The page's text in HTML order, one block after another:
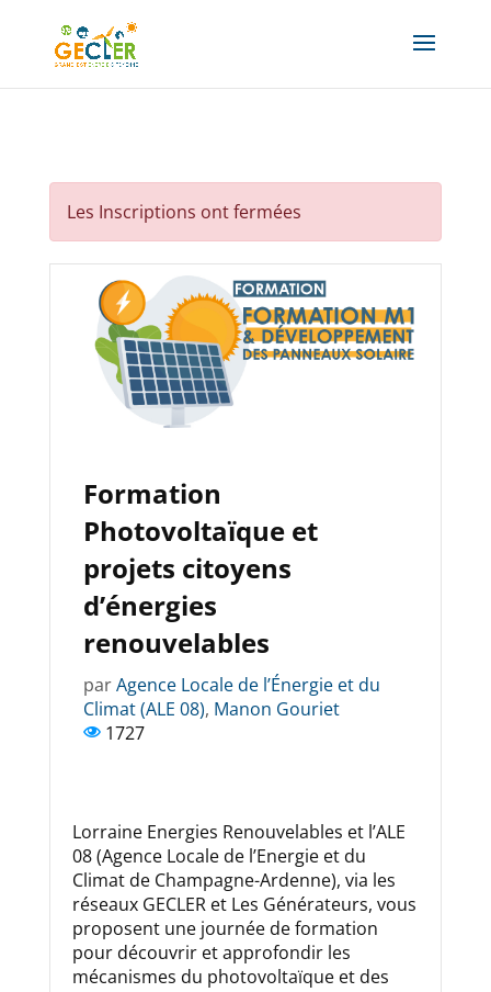
Les Inscriptions ont fermées
Formation
Photovoltaïque et
projets citoyens
d’énergies
renouvelables
parAgence Locale de l’Énergie et du
Climat (ALE 08), Manon Gouriet
1727
Lorraine Energies Renouvelables et l’ALE
08 (Agence Locale de l’Energie et du
Climat de Champagne-Ardenne), via les
réseaux GECLER et Les Générateurs, vous
proposent une journée de formation
pour découvrir et approfondir les
mécanismes du photovoltaïque et des